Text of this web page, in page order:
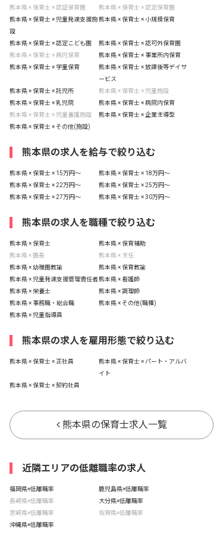
熊本県 × 保育士 × 認証保育園
熊本県 × 保育士 × 認定保育園
熊本県 × 保育士 × 児童発達支援施
設
熊本県 × 保育士 × 小規模保育
熊本県 × 保育士 × 認定こども園
熊本県 × 保育士 × 認可外保育園
熊本県 × 保育士 × 病児保育
熊本県 × 保育士 × 事業所内保育
熊本県 × 保育士 × 学童保育
熊本県 × 保育士 × 放課後等デイサ
ービス
熊本県 × 保育士 × 託児所
熊本県 × 保育士 × 児童施設
熊本県 × 保育士 × 乳児院
熊本県 × 保育士 × 病院内保育
熊本県 × 保育士 × 児童養護施設
熊本県 × 保育士 × 企業主導型
熊本県 × 保育士 × その他(施設)
熊本県の求人を給与で絞り込む
熊本県 × 保育士 × 15万円〜
熊本県 × 保育士 × 18万円〜
熊本県 × 保育士 × 22万円〜
熊本県 × 保育士 × 25万円〜
熊本県 × 保育士 × 27万円〜
熊本県 × 保育士 × 30万円〜
熊本県の求人を職種で絞り込む
熊本県 × 保育士
熊本県 × 保育補助
熊本県 × 園長
熊本県 × 主任
熊本県 × 幼稚園教諭
熊本県 × 保育教諭
熊本県 × 児童発達支援管理責任者熊本県 × 看護師
熊本県 × 栄養士
熊本県 × 調理師
熊本県 × 事務職・総合職
熊本県 × その他(職種)
熊本県 × 児童指導員
熊本県の求人を雇用形態で絞り込む
熊本県 × 保育士 × 正社員
熊本県 × 保育士 × パート・アルバ
イト
熊本県 × 保育士 × 契約社員
熊本県の保育士求人一覧
近隣エリアの低離職率の求人
福岡県×低離職率
鹿児島県×低離職率
長崎県×低離職率
大分県×低離職率
宮崎県×低離職率
佐賀県×低離職率
沖縄県×低離職率